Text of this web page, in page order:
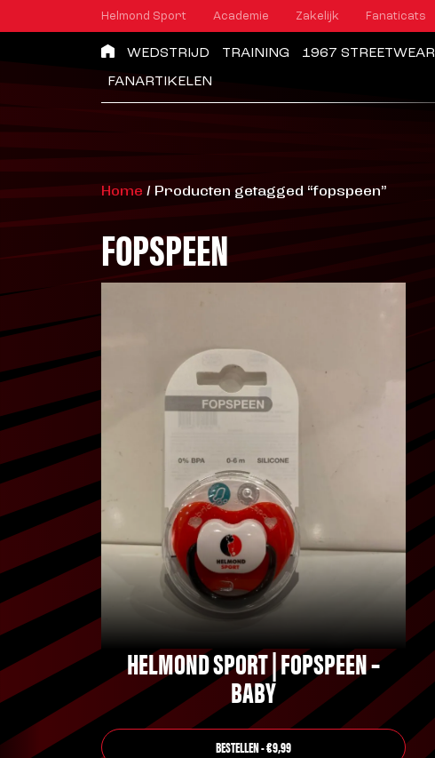
Helmond Sport Academie Zakelijk Fanaticats
WEDSTRIJD TRAINING
1967 STREETWEAR
FANARTIKELEN
Home / Producten getagged “fopspeen”
FOPSPEEN
HELMOND SPORT | FOPSPEEN –
BABY
BESTELLEN - €9,99